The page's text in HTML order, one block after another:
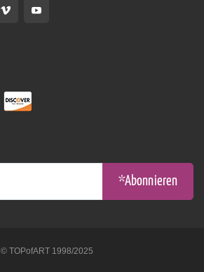
*Abonnieren
© TOPofART 1998/2025